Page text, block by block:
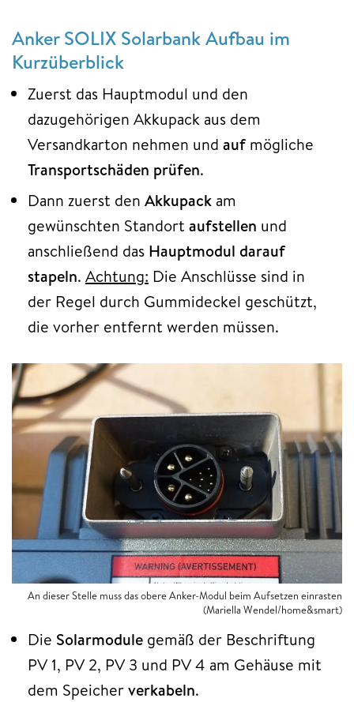
Anker SOLIX Solarbank Aufbau im
Kurzüberblick
Zuerst das Hauptmodul und den
dazugehörigen Akkupack aus dem
Versandkarton nehmen und aufmögliche
Transportschäden prüfen.
Dann zuerst den Akkupack am
gewünschten Standort aufstellen und
anschließend das Hauptmodul darauf
stapeln. Achtung: Die Anschlüsse sind in
der Regel durch Gummideckel geschützt,
die vorher entfernt werden müssen.
An dieser Stelle muss das obere Anker-Modul beim Aufsetzen einrasten
(Mariella Wendel/home&smart)
Die Solarmodule gemäß der Beschriftung
PV 1, PV 2, PV 3 und PV 4 am Gehäuse mit
dem Speicherverkabeln.